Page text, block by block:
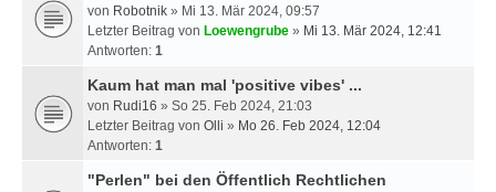
von Robotnik » Mi 13. Mär 2024, 09:57
Letzter Beitrag von Loewengrube » Mi 13. Mär 2024, 12:41
Antworten: 1
Kaum hat man mal 'positive vibes' ...
von Rudi16 » So 25. Feb 2024, 21:03
Letzter Beitrag von Olli » Mo 26. Feb 2024, 12:04
Antworten: 1
"Perlen" bei den Öffentlich Rechtlichen